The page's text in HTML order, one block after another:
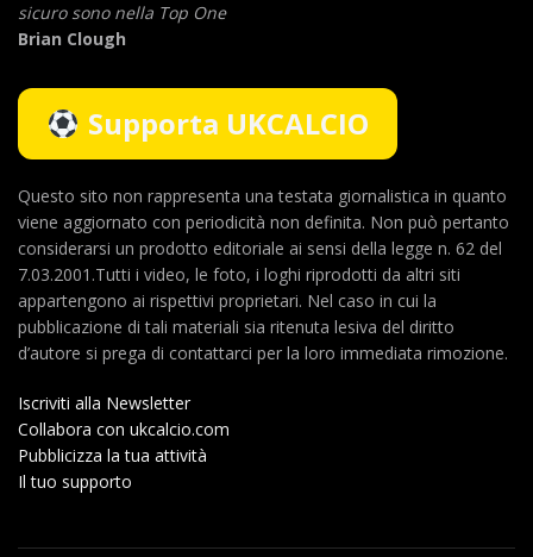
sicuro sono nella Top One
Brian Clough
Supporta UKCALCIO
Questo sito non rappresenta una testata giornalistica in quanto
viene aggiornato con periodicità non definita. Non può pertanto
considerarsi un prodotto editoriale ai sensi della legge n. 62 del
7.03.2001.Tutti i video, le foto, i loghi riprodotti da altri siti
appartengono ai rispettivi proprietari. Nel caso in cui la
pubblicazione di tali materiali sia ritenuta lesiva del diritto
d’autore si prega di contattarci per la loro immediata rimozione.
Iscriviti alla Newsletter
Collabora con ukcalcio.com
Pubblicizza la tua attività
Il tuo supporto